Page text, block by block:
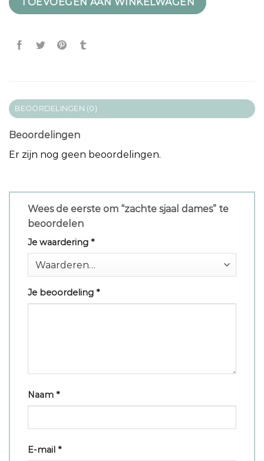
BEOORDELINGEN (0)
Beoordelingen
Er zijn nog geen beoordelingen.
Wees de eerste om “zachte sjaal dames” te
beoordelen
Je waardering *
Je beoordeling *
Naam *
E-mail *